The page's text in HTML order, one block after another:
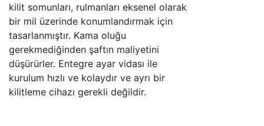
kilit somunları, rulmanları eksenel olarak
bir mil üzerinde konumlandırmak için
tasarlanmıştır. Kama oluğu
gerekmediğinden şaftın maliyetini
düşürürler. Entegre ayar vidası ile
kurulum hızlı ve kolaydır ve ayrı bir
kilitleme cihazı gerekli değildir.